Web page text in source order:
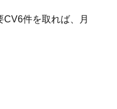
CV6件を取れば、月